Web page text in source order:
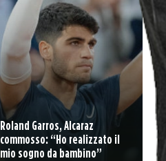
Roland Garros, Alcaraz
commosso: “Ho realizzato il
mio sogno da bambino”